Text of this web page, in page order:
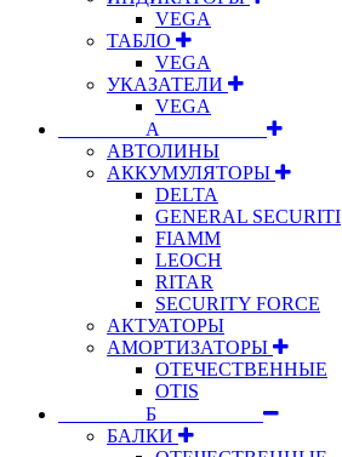
VEGA
ТАБЛО
VEGA
УКАЗАТЕЛИ
VEGA
⠀⠀⠀⠀⠀⠀А⠀⠀⠀⠀⠀⠀⠀
АВТОЛИНЫ
АККУМУЛЯТОРЫ
DELTA
GENERAL SECURITI
FIAMM
LEOCH
RITAR
SECURITY FORCE
АКТУАТОРЫ
АМОРТИЗАТОРЫ
ОТЕЧЕСТВЕННЫЕ
OTIS
⠀⠀⠀⠀⠀⠀Б⠀⠀⠀⠀⠀⠀⠀
БАЛКИ